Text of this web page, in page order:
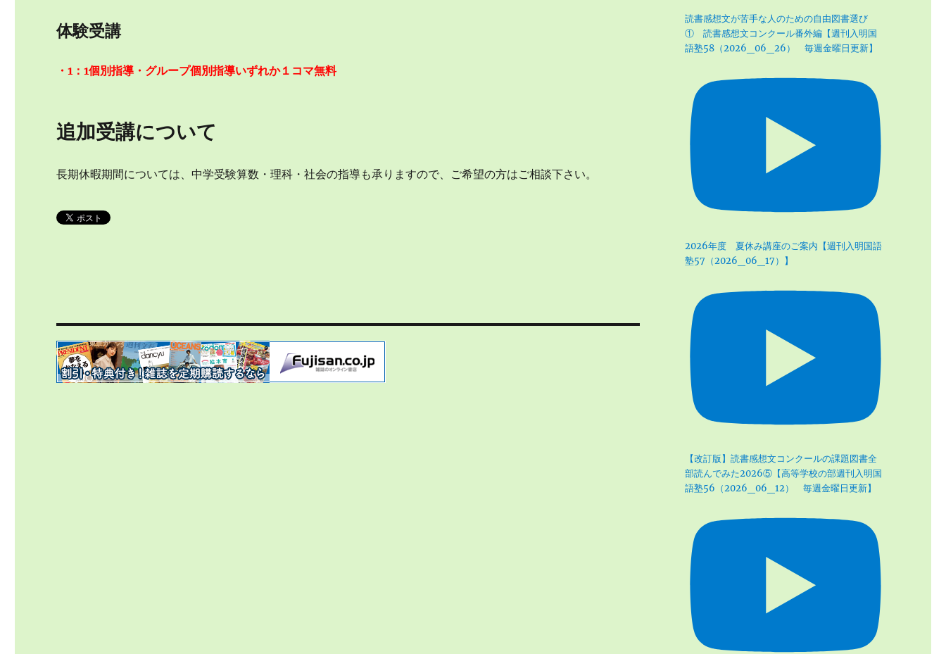
体験受講
・1：1個別指導・グループ個別指導いずれか１コマ無料
追加受講について
長期休暇期間については、中学受験算数・理科・社会の指導も承りますので、ご希望の方はご相談下さい。
読書感想文が苦手な人のための自由図書選び
① 読書感想文コンクール番外編【週刊入明国
語塾58（2026_06_26） 毎週金曜日更新】
2026年度 夏休み講座のご案内【週刊入明国語
塾57（2026_06_17）】
【改訂版】読書感想文コンクールの課題図書全
部読んでみた2026⑤【高等学校の部週刊入明国
語塾56（2026_06_12） 毎週金曜日更新】